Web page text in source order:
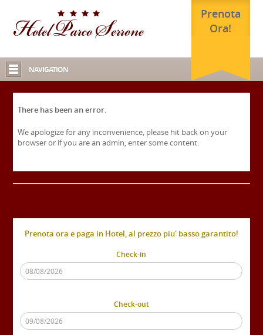
Prenota
Ora!
NAVIGATION
There has been an error.
We apologize for any inconvenience, please hit back on your
browser or if you are an admin, enter some content.
Prenota ora e paga in Hotel, al prezzo piu' basso garantito!
Check-in
Check-out